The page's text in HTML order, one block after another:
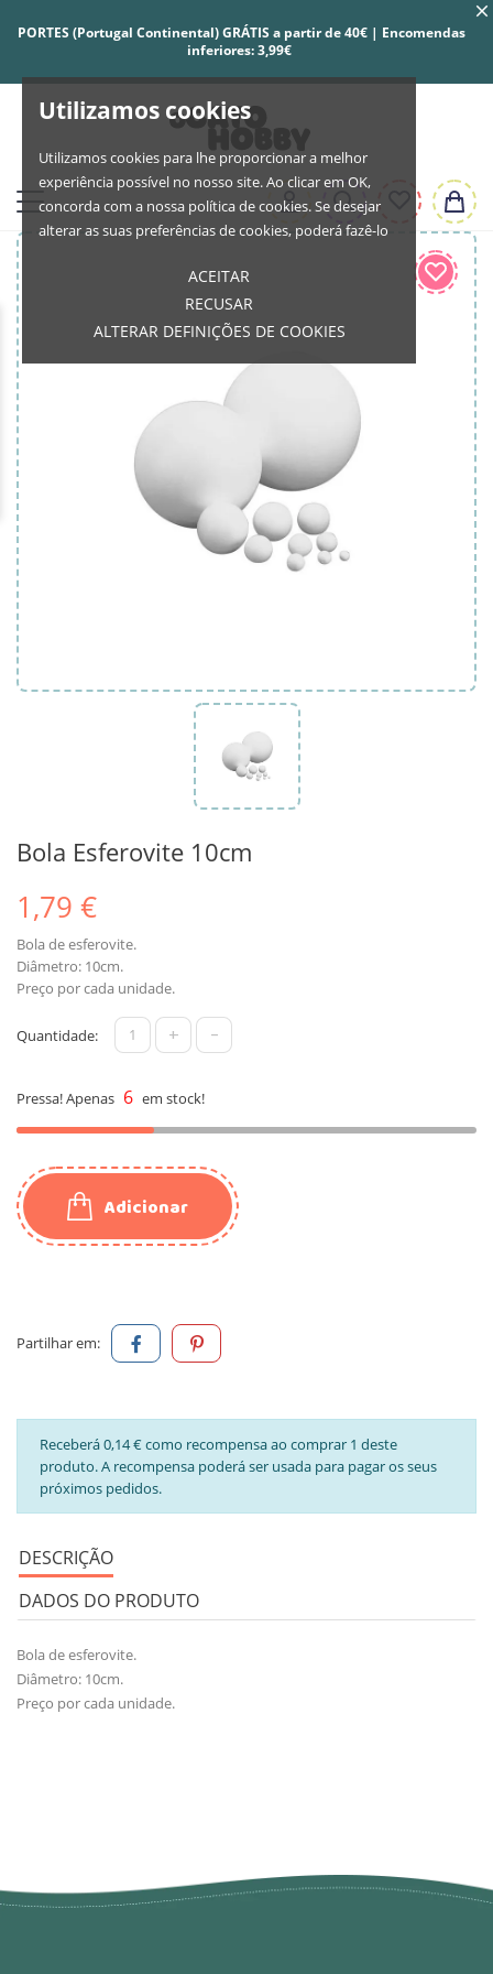
Utilizamos cookies
Utilizamos cookies para lhe proporcionar a melhor
experiência possível no nosso site. Ao clicar em OK,
concorda com a nossa política de cookies. Se desejar
alterar as suas preferências de cookies, poderá fazê-lo
ACEITAR
RECUSAR
ALTERAR DEFINIÇÕES DE COOKIES
PORTES (Portugal Continental) GRÁTIS a partir de 40€ | Encomendas
inferiores: 3,99€
Bola Esferovite 10cm
1,79 €
Bola de esferovite.
Diâmetro: 10cm.
Preço por cada unidade.
Quantidade: + -
Pressa! Apenas 6 em stock!
Adicionar
Partilhar em:
Receberá 0,14 € como recompensa ao comprar 1 deste
produto. A recompensa poderá ser usada para pagar os seus
próximos pedidos.
DESCRIÇÃO
DADOS DO PRODUTO
Bola de esferovite.
Diâmetro: 10cm.
Preço por cada unidade.